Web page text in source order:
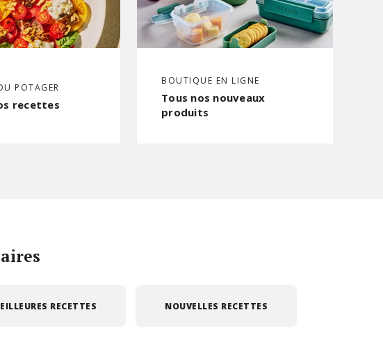
POTAGER
recettes
BOUTIQUE EN LIGNE
Tous nos nouveaux
produits
RECETTES NOUVELLES RECETTES